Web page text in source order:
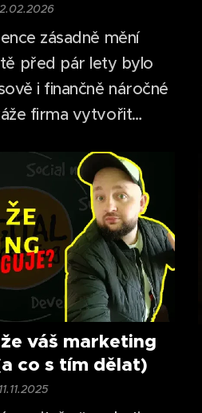
zásadně mění
před pár lety bylo
i finančně náročné
firma vytvořit
minut.
váš marketing
co s tím dělat)
11.11.2025